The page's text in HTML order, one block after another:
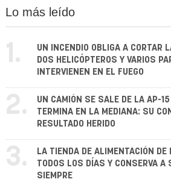
Lo más leído
1.
UN INCENDIO OBLIGA A CORTAR
DOS HELICÓPTEROS Y VARIOS
INTERVIENEN EN EL FUEGO
2.
UN CAMIÓN SE SALE DE LA AP-15
TERMINA EN LA MEDIANA: SU
RESULTADO HERIDO
3.
LA TIENDA DE ALIMENTACIÓN DE
TODOS LOS DÍAS Y CONSERVA A
SIEMPRE